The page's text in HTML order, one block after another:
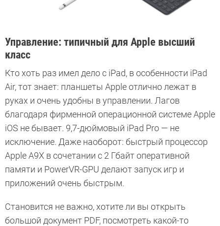
Управление: типичный для Apple высший
класс
Кто хоть раз имел дело с iPad, в особенности iPad
Air, тот знает: планшеты Apple отлично лежат в
руках и очень удобны в управлении. Лагов
благодаря фирменной операционной системе Applе
iOS не бывает. 9,7-дюймовый iPad Pro — не
исключение. Даже наоборот: быстрый процессор
Apple A9Х в сочетании с 2 Гбайт оперативной
памяти и PowerVR-GPU делают запуск игр и
приложений очень быстрым.
Становится не важно, хотите ли вы открыть
большой документ PDF, посмотреть какой-то